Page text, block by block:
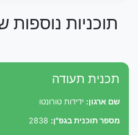
תוכניות נוספות
תכנית תעודה
שם ארגון: ידידות טורונטו
מספר תוכנית בגפ"ן: